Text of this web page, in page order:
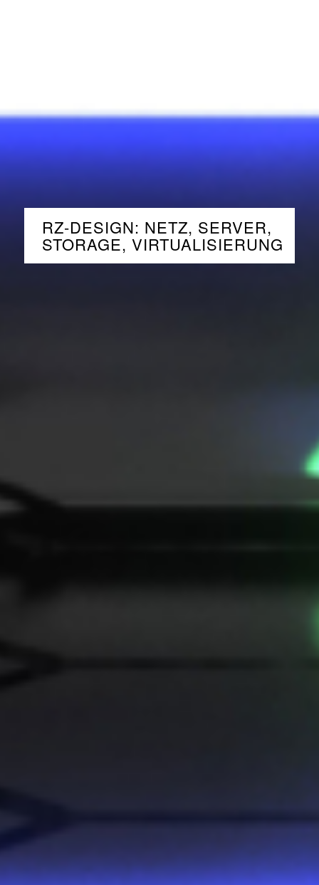
RZ-DESIGN: NETZ, SERVER,
STORAGE, VIRTUALISIERUNG